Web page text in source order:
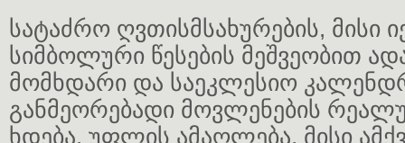
სატაძრო ღვთისმსახურების, მისი
სიმბოლური წესების მეშვეობით
მომხდარი და საეკლესიო
განმეორებადი მოვლენების
ხდება. უფლის ამაღლება, მისი